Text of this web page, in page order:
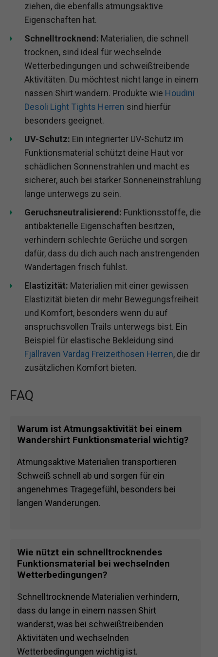
ziehen, die ebenfalls atmungsaktive
Eigenschaften hat.
Schnelltrocknend: Materialien, die schnell
trocknen, sind ideal für wechselnde
Wetterbedingungen und schweißtreibende
Aktivitäten. Du möchtest nicht lange in einem
nassen Shirt wandern. Produkte wie Houdini
Desoli Light Tights Herren sind hierfür
besonders geeignet.
UV-Schutz: Ein integrierter UV-Schutz im
Funktionsmaterial schützt deine Haut vor
schädlichen Sonnenstrahlen und macht es
sicherer, auch bei starker Sonneneinstrahlung
lange unterwegs zu sein.
Geruchsneutralisierend: Funktionsstoffe, die
antibakterielle Eigenschaften besitzen,
verhindern schlechte Gerüche und sorgen
dafür, dass du dich auch nach anstrengenden
Wandertagen frisch fühlst.
Elastizität: Materialien mit einer gewissen
Elastizität bieten dir mehr Bewegungsfreiheit
und Komfort, besonders wenn du auf
anspruchsvollen Trails unterwegs bist. Ein
Beispiel für elastische Bekleidung sind
Fjällräven Vardag Freizeithosen Herren, die dir
zusätzlichen Komfort bieten.
FAQ
Warum ist Atmungsaktivität bei einem
Wandershirt Funktionsmaterial wichtig?
Atmungsaktive Materialien transportieren
Schweiß schnell ab und sorgen für ein
angenehmes Tragegefühl, besonders bei
langen Wanderungen.
Wie nützt ein schnelltrocknendes
Funktionsmaterial bei wechselnden
Wetterbedingungen?
Schnelltrocknende Materialien verhindern,
dass du lange in einem nassen Shirt
wanderst, was bei schweißtreibenden
Aktivitäten und wechselnden
Wetterbedingungen wichtig ist.